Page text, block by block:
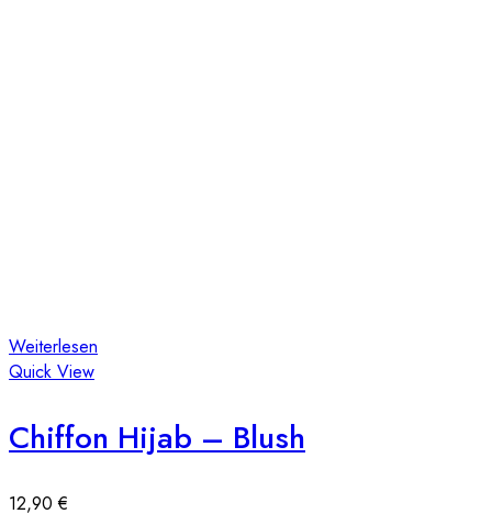
Weiterlesen
Quick View
Chiffon Hijab – Blush
12,90€